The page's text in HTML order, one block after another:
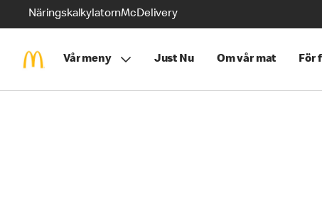
NäringskalkylatornMcDelivery
Vår meny Just Nu Om vår mat För